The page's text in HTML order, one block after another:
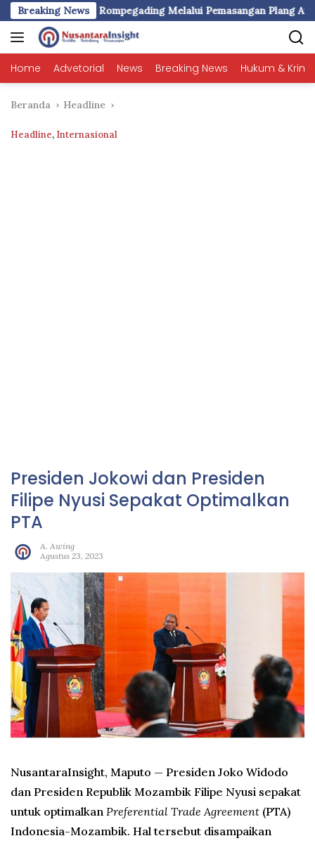
Langsung
ke
konten
Breaking News
Desa Rompegading Melalui Pemasangan Plang Arah dan
Home Advetorial News Breaking News Hukum &
Beranda Headline
Headline, Internasional
Presiden Jokowi dan Presiden
Filipe Nyusi Sepakat Optimalkan
PTA
A. Awing
Agustus 23, 2023
NusantaraInsight, Maputo — Presiden Joko Widodo
dan Presiden Republik Mozambik Filipe Nyusi sepakat
untuk optimalkan Preferential Trade Agreement (PTA)
Indonesia-Mozambik. Hal tersebut disampaikan